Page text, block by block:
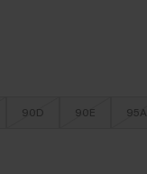
90D 90E 95A